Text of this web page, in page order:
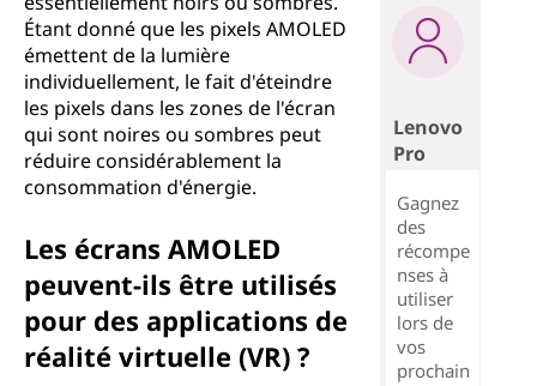
O
D
Étant donné que les pixels AMOLED
émettent de la lumière
individuellement, le fait d'éteindre
les pixels dans les zones de l'écran
qui sont noires ou sombres peut
réduire considérablement la
consommation d'énergie.
Les écrans AMOLED
peuvent-ils être utilisés
pour des applications de
réalité virtuelle (VR) ?
Lenovo
Pro
Gagnez
des
récompe
nses à
utiliser
lors de
vos
prochain